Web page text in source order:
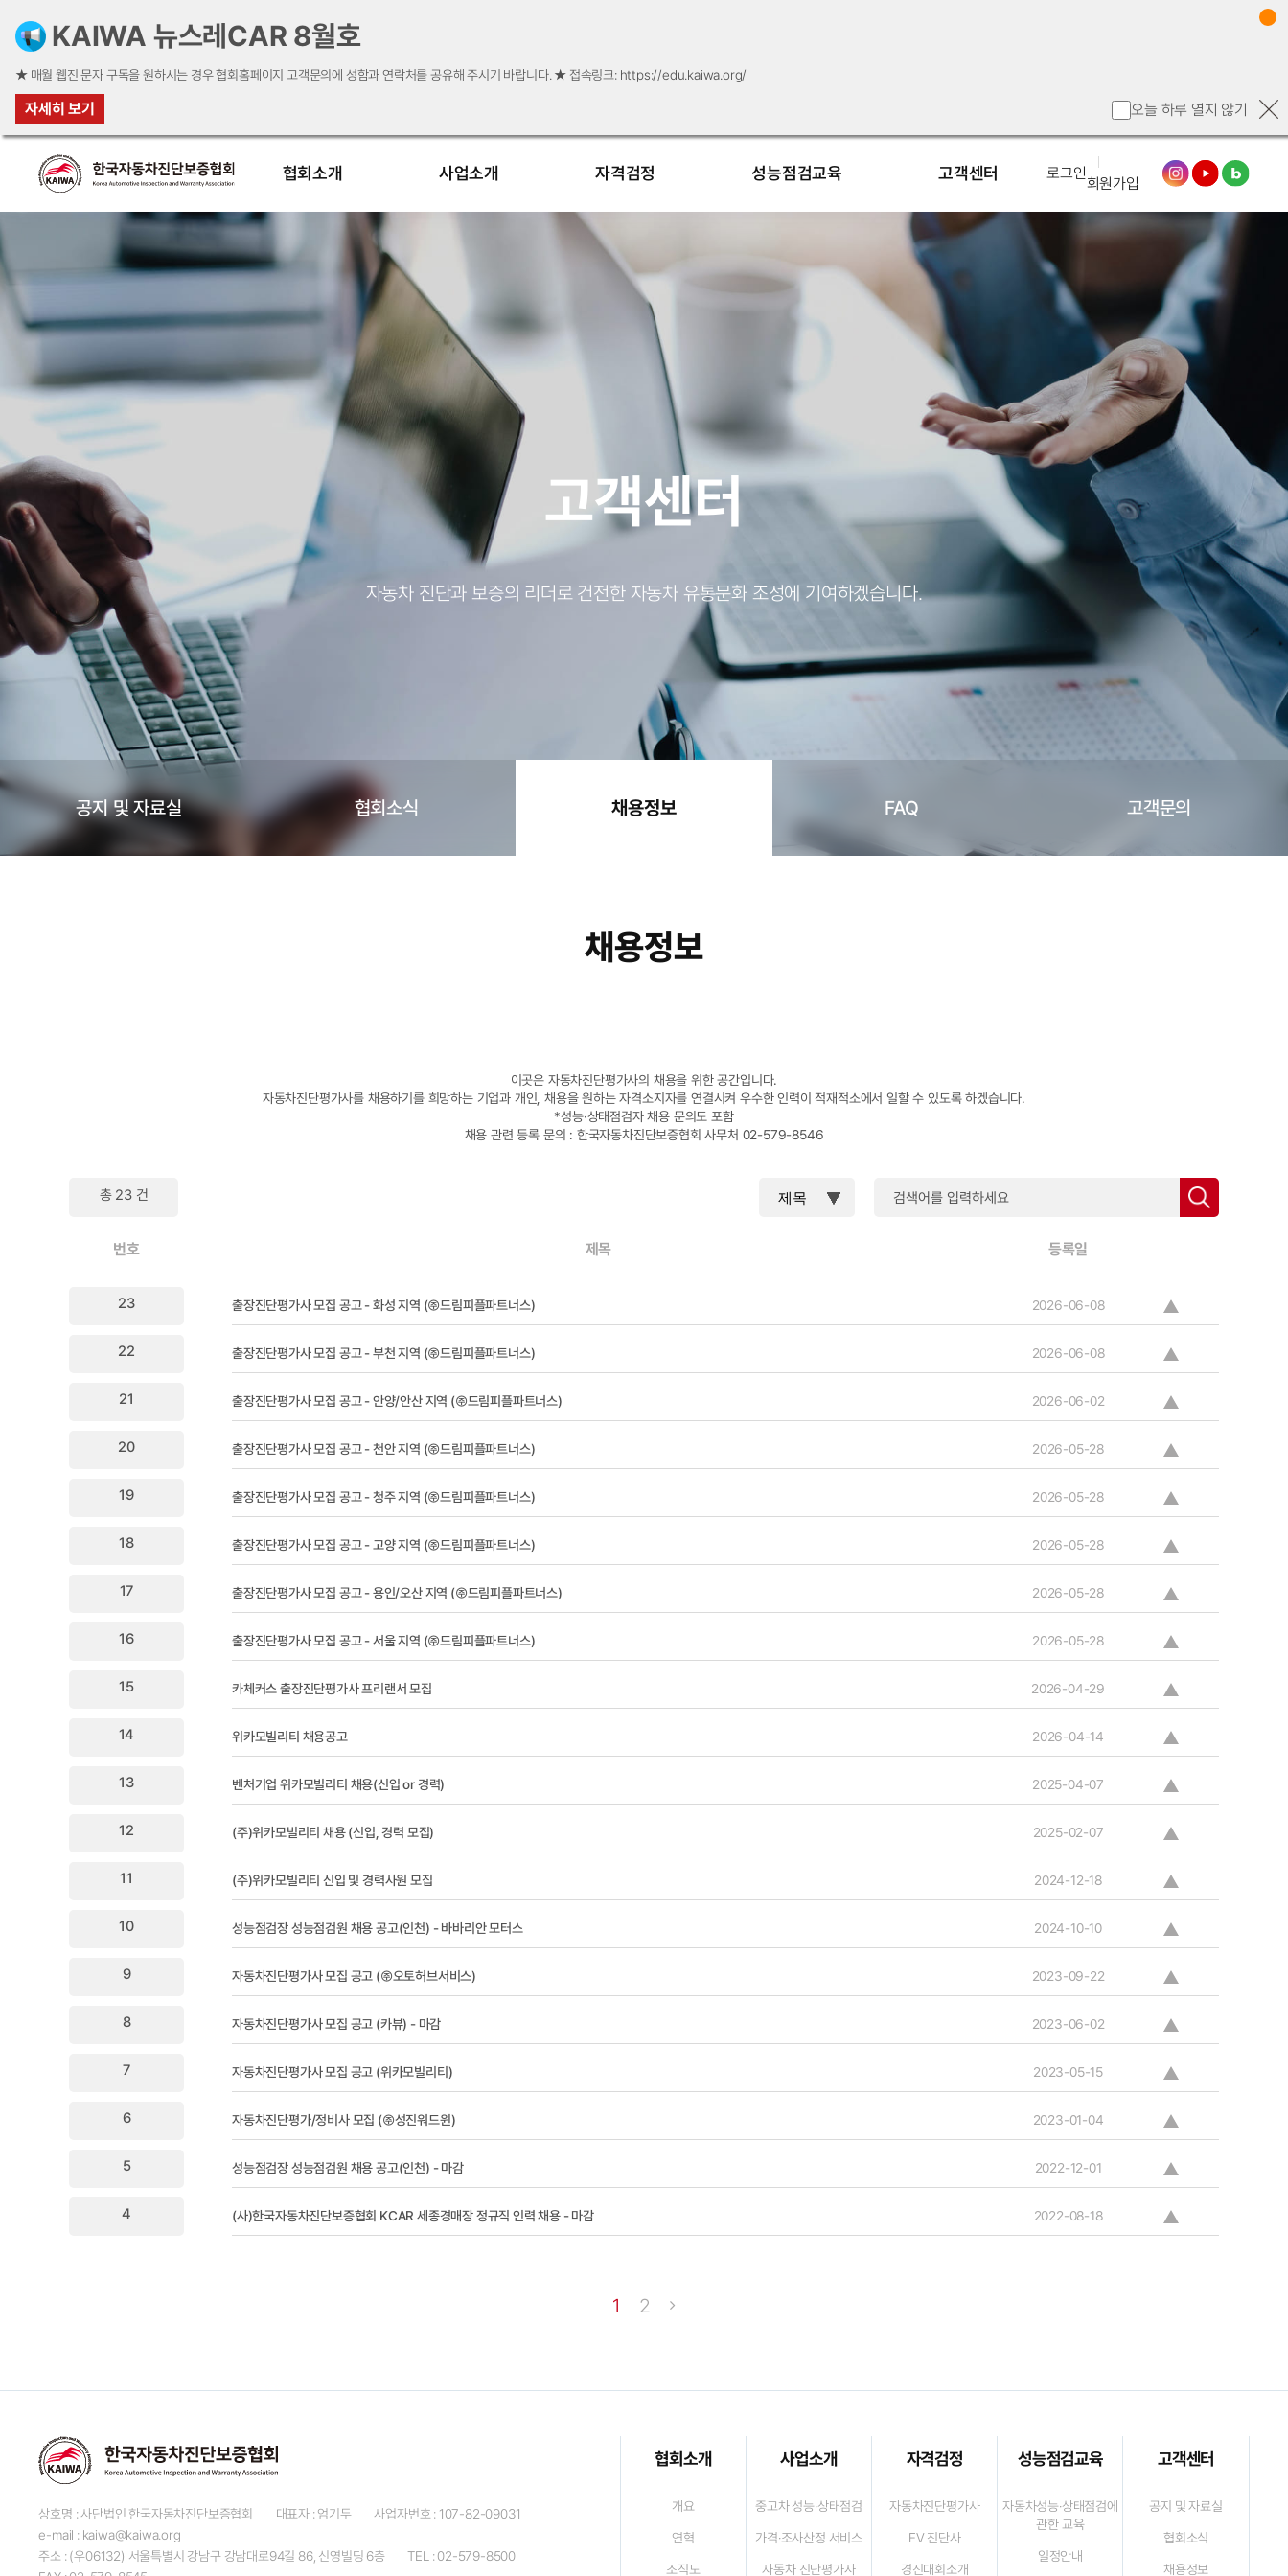
KAIWA 뉴스레CAR 8월호
★ 매월 웹진 문자 구독을 원하시는 경우 협회홈페이지 고객문의에 성함과 연락처를 공유해 주시기 바랍니다. ★ ​접속링크: https://edu.kaiwa.org/
자세히 보기 오늘 하루 열지 않기
협회소개 사업소개 자격검정 성능점검교육 고객센터 로그인
회원가입
고객센터
자동차 진단과 보증의 리더로 건전한 자동차 유통문화 조성에 기여하겠습니다.
공지 및 자료실 협회소식 채용정보 FAQ 고객문의
채용정보
이곳은 자동차진단평가사의 채용을 위한 공간입니다.
자동차진단평가사를 채용하기를 희망하는 기업과 개인, 채용을 원하는 자격소지자를 연결시켜 우수한 인력이 적재적소에서 일할 수 있도록 하겠습니다.
*성능·상태점검자 채용 문의도 포함
채용 관련 등록 문의 : 한국자동차진단보증협회 사무처 02-579-8546
총 23 건
번호 제목 등록일
23 출장진단평가사 모집 공고 - 화성 지역 (㈜드림피플파트너스) 2026-06-08
22 출장진단평가사 모집 공고 - 부천 지역 (㈜드림피플파트너스) 2026-06-08
21 출장진단평가사 모집 공고 - 안양/안산 지역 (㈜드림피플파트너스) 2026-06-02
20 출장진단평가사 모집 공고 - 천안 지역 (㈜드림피플파트너스) 2026-05-28
19 출장진단평가사 모집 공고 - 청주 지역 (㈜드림피플파트너스) 2026-05-28
18 출장진단평가사 모집 공고 - 고양 지역 (㈜드림피플파트너스) 2026-05-28
17 출장진단평가사 모집 공고 - 용인/오산 지역 (㈜드림피플파트너스) 2026-05-28
16 출장진단평가사 모집 공고 - 서울 지역 (㈜드림피플파트너스) 2026-05-28
15 카체커스 출장진단평가사 프리랜서 모집 2026-04-29
14 위카모빌리티 채용공고 2026-04-14
13 벤처기업 위카모빌리티 채용(신입 or 경력) 2025-04-07
12 (주)위카모빌리티 채용 (신입, 경력 모집) 2025-02-07
11 (주)위카모빌리티 신입 및 경력사원 모집 2024-12-18
10 성능점검장 성능점검원 채용 공고(인천) - 바바리안 모터스 2024-10-10
9 자동차진단평가사 모집 공고 (㈜오토허브서비스) 2023-09-22
8 자동차진단평가사 모집 공고 (카뷰) - 마감 2023-06-02
7 자동차진단평가사 모집 공고 (위카모빌리티) 2023-05-15
6 자동차진단평가/정비사 모집 (㈜성진워드윈) 2023-01-04
5 성능점검장 성능점검원 채용 공고(인천) - 마감 2022-12-01
4 (사)한국자동차진단보증협회 KCAR 세종경매장 정규직 인력 채용 - 마감 2022-08-18
1 2
상호명 : 사단법인 한국자동차진단보증협회 대표자 : 엄기두
사업자번호 : 107-82-09031
e-mail : kaiwa@kaiwa.org
주소 : (우06132) 서울특별시 강남구 강남대로94길 86, 신영빌딩 6층
TEL : 02-579-8500
협회소개
개요
연혁
조직도
사업소개
중고차 성능·상태점검
가격·조사산정 서비스
자동차 진단평가사
자격검정
자동차진단평가사
EV 진단사
경진대회소개
성능점검교육
자동차성능·상태점검에
관한 교육
일정안내
고객센터
공지 및 자료실
협회소식
채용정보